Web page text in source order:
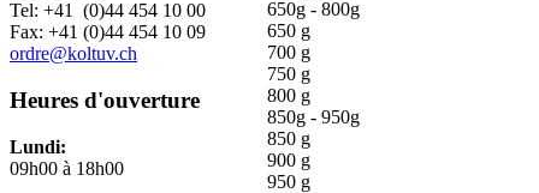
650g - 800g
650 g
700 g
750 g
800 g
850g - 950g
850 g
900 g
950 g
Tel: +41 (0)44 454 10 00
Fax: +41 (0)44 454 10 09
ordre@koltuv.ch
Heures d'ouverture
Lundi:
09h00 à 18h00